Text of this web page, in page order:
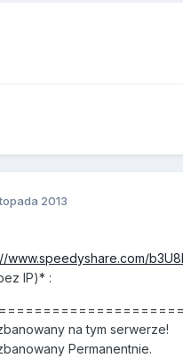
2013
www.speedyshare.com/
IP)* :
na tym serwerze!
Permanentnie.